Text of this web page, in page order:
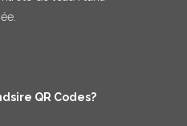
QR Codes?